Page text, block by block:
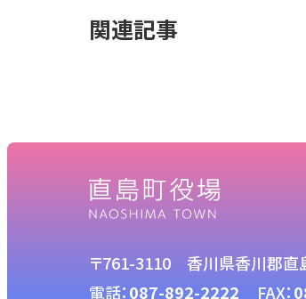
関連記事
〒761-3110 香川県香川郡直
電話：087-892-2222 FAX：